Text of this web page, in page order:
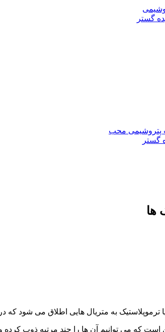
ها
ترموپلاستیک به متریال هایی اطلاق می شود
است که می توانیم آن ها را چند مرتبه ذوب